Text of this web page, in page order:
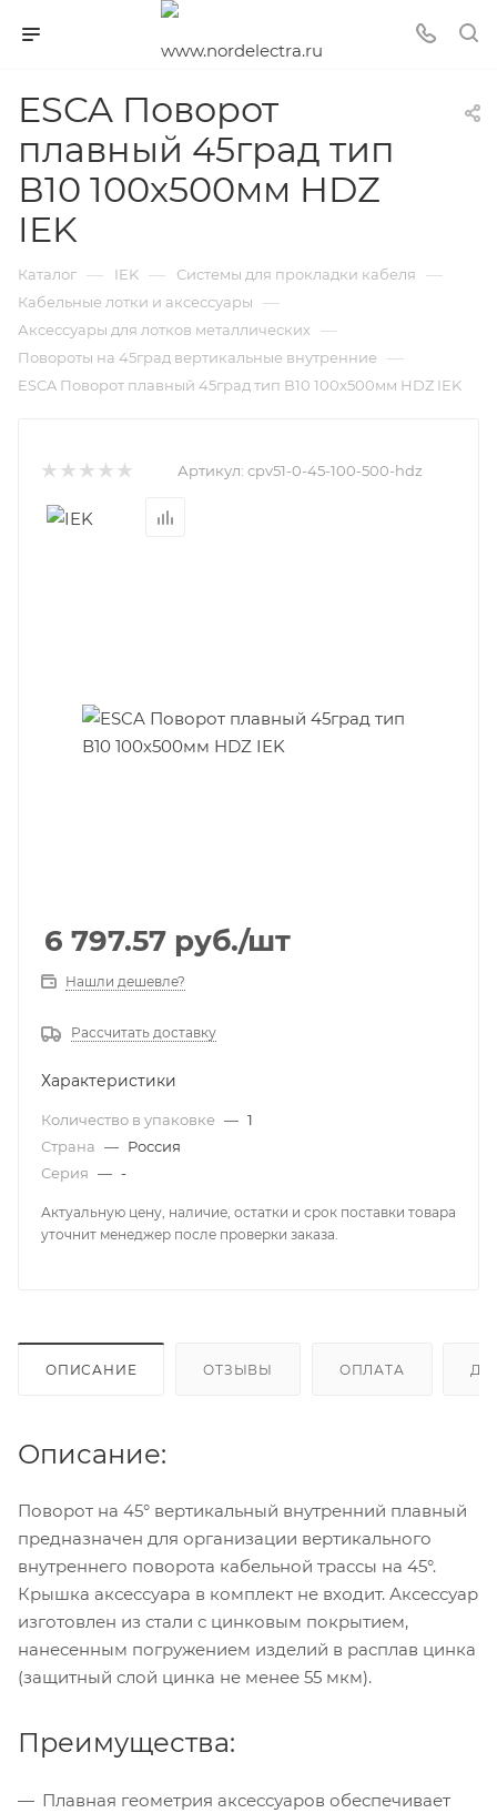
ESCA Поворот
плавный 45град тип
В10 100х500мм HDZ
IEK
Каталог — IEK — Системы для прокладки кабеля —
Кабельные лотки и аксессуары —
Аксессуары для лотков металлических —
Повороты на 45град вертикальные внутренние —
ESCA Поворот плавный 45град тип В10 100х500мм HDZ IEK
Артикул: cpv51-0-45-100-500-hdz
6 797.57 руб./шт
Нашли дешевле?
Рассчитать доставку
Характеристики
Количество в упаковке — 1
Страна — Россия
Серия — -
Актуальную цену, наличие, остатки и срок поставки товара
уточнит менеджер после проверки заказа.
ОПИСАНИЕ ОТЗЫВЫ ОПЛАТА
Описание:
Поворот на 45° вертикальный внутренний плавный
предназначен для организации вертикального
внутреннего поворота кабельной трассы на 45°.
Крышка аксессуара в комплект не входит. Аксессуар
изготовлен из стали с цинковым покрытием,
нанесенным погружением изделий в расплав цинка
(защитный слой цинка не менее 55 мкм).
Преимущества:
Плавная геометрия аксессуаров обеспечивает